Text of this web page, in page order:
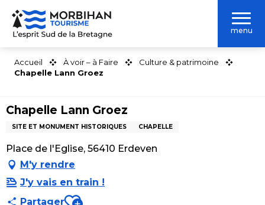
Aller
contenu
menu
Accueil À voir – à Faire
Culture & patrimoine
Chapelle Lann Groez
Chapelle Lann Groez
SITE ET MONUMENT HISTORIQUES CHAPELLE
Place de l'Eglise, 56410 Erdeven
M'y rendre
J'y vais en train !
PartagerAjouter aux favoris